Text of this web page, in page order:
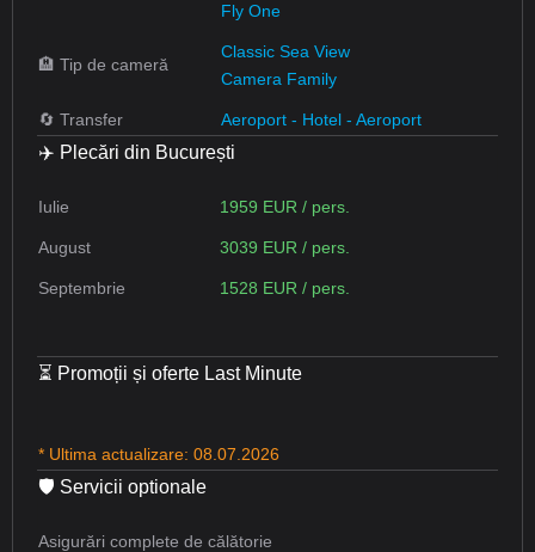
Fly One
🏨 Tip de cameră
Classic Sea View
Camera Family
🔄 Transfer Aeroport - Hotel - Aeroport
✈️ Plecări din București
Iulie 1959 EUR / pers.
August 3039 EUR / pers.
Septembrie 1528 EUR / pers.
⏳ Promoții și oferte Last Minute
* Ultima actualizare: 08.07.2026
🛡 Servicii optionale
Asigurări complete de călătorie